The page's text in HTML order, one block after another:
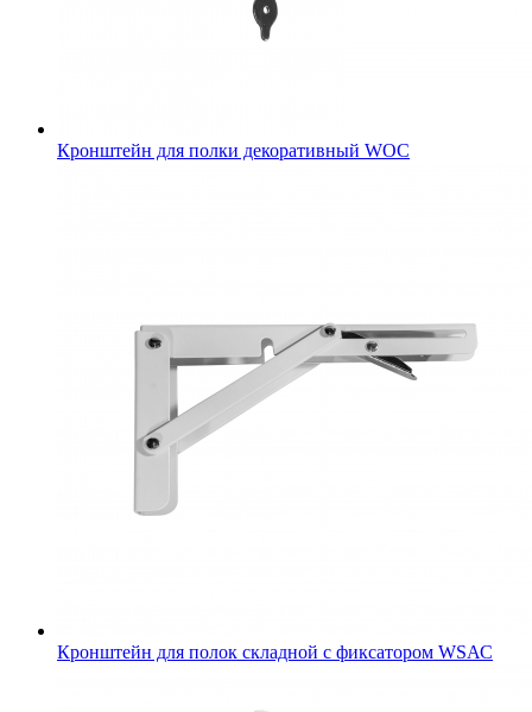
Кронштейн для полки декоративный WOC
Кронштейн для полок складной с фиксатором WSАС